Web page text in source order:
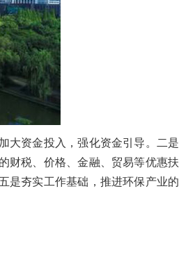
大资金投入，强化资金引导。二是
财税、价格、金融、贸易等优惠扶
是夯实工作基础，推进环保产业的